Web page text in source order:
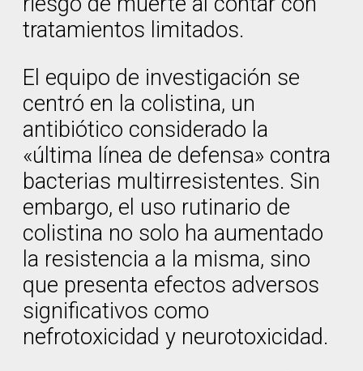
tratamientos limitados.
El equipo de investigación se
centró en la colistina, un
antibiótico considerado la
«última línea de defensa» contra
bacterias multirresistentes. Sin
embargo, el uso rutinario de
colistina no solo ha aumentado
la resistencia a la misma, sino
que presenta efectos adversos
significativos como
nefrotoxicidad y neurotoxicidad.